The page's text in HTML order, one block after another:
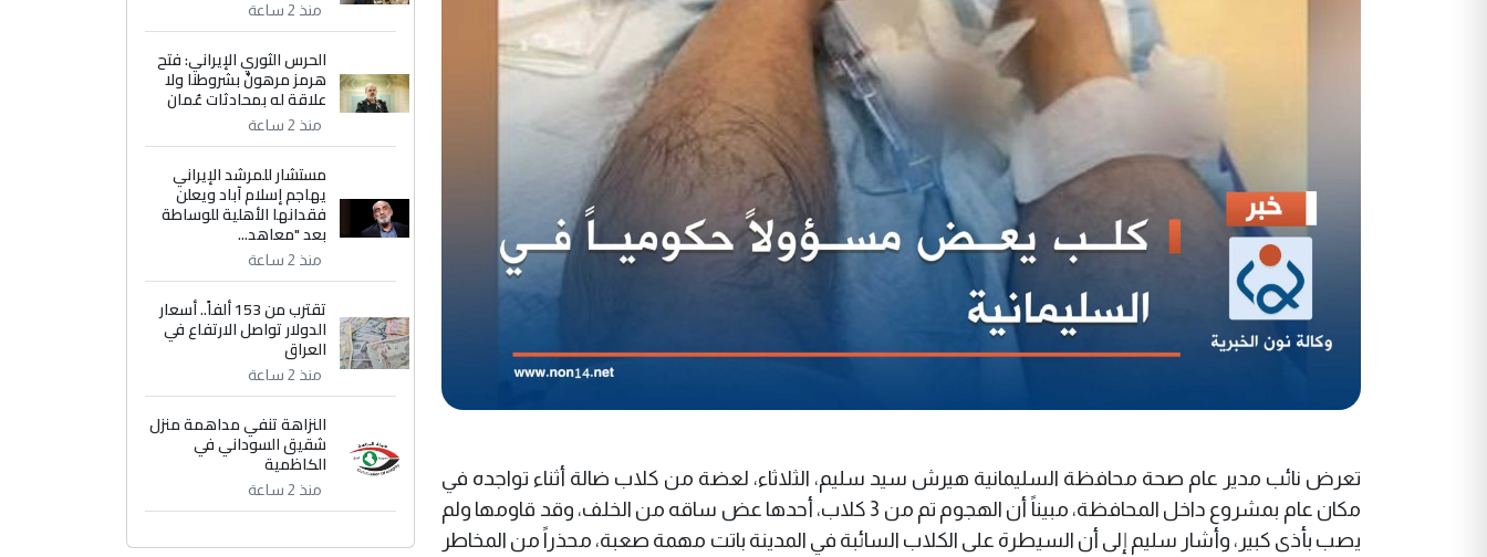
تعرض نائب مدير عام صحة محافظة السليمانية هيرش سيد سليم، الثلاثاء، لعضة من كلاب ضالة أثناء تواجده في
مكان عام بمشروع داخل المحافظة، مبيناً أن الهجوم تم من 3 كلاب، أحدها عض ساقه من الخلف، وقد قاومها ولم
يصب بأذى كبير، وأشار سليم إلى أن السيطرة على الكلاب السائبة في المدينة باتت مهمة صعبة، محذراً من المخاطر
منذ 2 ساعة
الحرس الثوري الإيراني: فتح
هرمز مرهونٌ بشروطنا ولا
علاقة له بمحادثات عُمان
منذ 2 ساعة
مستشار للمرشد الإيراني
يهاجم إسلام آباد ويعلن
فقدانها الأهلية للوساطة
بعد "معاهد...
منذ 2 ساعة
تقترب من 153 ألفاً.. أسعار
الدولار تواصل الارتفاع في
العراق
منذ 2 ساعة
النزاهة تنفي مداهمة منزل
شقيق السوداني في
الكاظمية
منذ 2 ساعة